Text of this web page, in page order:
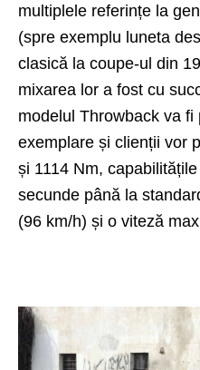
multiplele referințe la
(spre exemplu luneta
clasică la coupe-ul din
mixarea lor a fost cu
modelul Throwback va
exemplare și clienții vor
și 1114 Nm,
secunde până la
(96 km/h) și o viteză